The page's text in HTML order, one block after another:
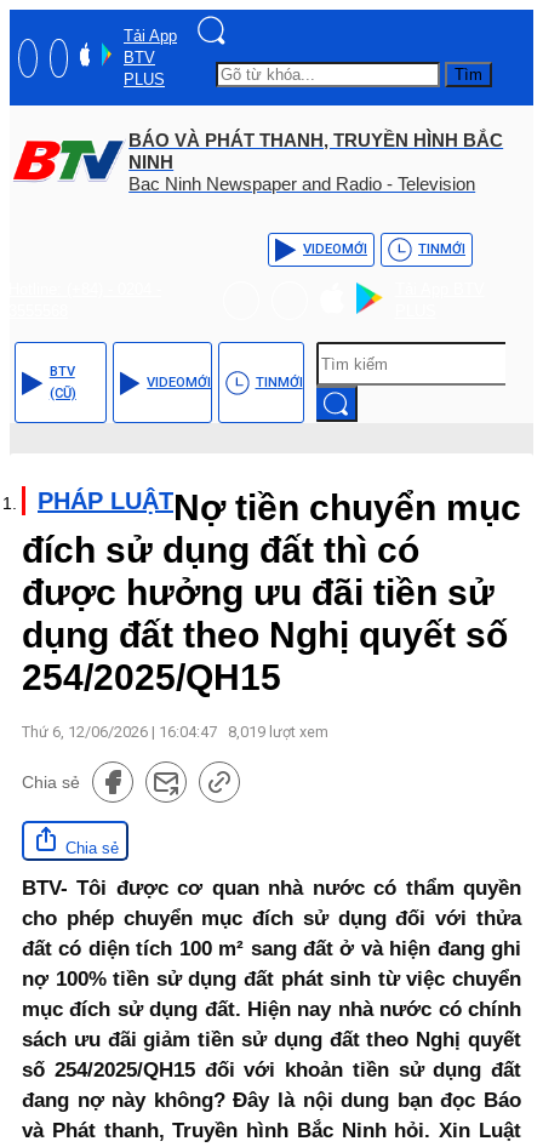
Tải App
BTV
PLUS
Tìm
BÁO VÀ PHÁT THANH, TRUYỀN HÌNH BẮC
NINH
Bac Ninh Newspaper and Radio - Television
VIDEOMỚI TINMỚI
BTV
(CŨ)
VIDEOMỚI TINMỚI
PHÁP LUẬTNợ tiền chuyển mục
đích sử dụng đất thì có
được hưởng ưu đãi tiền sử
dụng đất theo Nghị quyết số
254/2025/QH15
Thứ 6, 12/06/2026 | 16:04:47 8,019 lượt xem
Chia sẻ
Chia sẻ
BTV- Tôi được cơ quan nhà nước có thẩm quyền
cho phép chuyển mục đích sử dụng đối với thửa
đất có diện tích 100 m² sang đất ở và hiện đang ghi
nợ 100% tiền sử dụng đất phát sinh từ việc chuyển
mục đích sử dụng đất. Hiện nay nhà nước có chính
sách ưu đãi giảm tiền sử dụng đất theo Nghị quyết
số 254/2025/QH15 đối với khoản tiền sử dụng đất
đang nợ này không? Đây là nội dung bạn đọc Báo
và Phát thanh, Truyền hình Bắc Ninh hỏi. Xin Luật